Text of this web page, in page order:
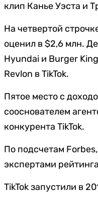
клип Канье Уэста и
На четвертой
оценил в $2,6 млн.
Hyundai и Burger
Revlon в TikTok.
Пятое место с
сооснователем
конкурента TikTok.
По подсчетам
экспертами
TikTok запустили в